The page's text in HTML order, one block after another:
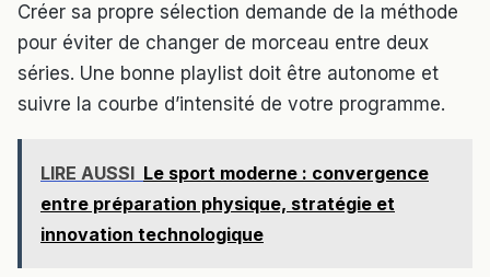
Créer sa propre sélection demande de la méthode
pour éviter de changer de morceau entre deux
séries. Une bonne playlist doit être autonome et
suivre la courbe d’intensité de votre programme.
LIRE AUSSI Le sport moderne : convergence
entre préparation physique, stratégie et
innovation technologique